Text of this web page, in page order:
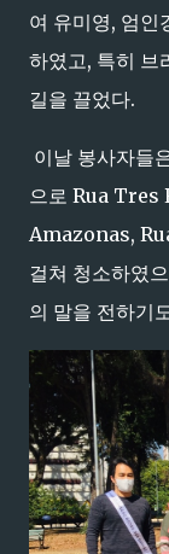
여 유미영, 엄인
하였고, 특히 브
길을 끌었다.
이날 봉사자들
으로 Rua Tres
Amazonas,
걸쳐 청소하였
의 말을 전하기